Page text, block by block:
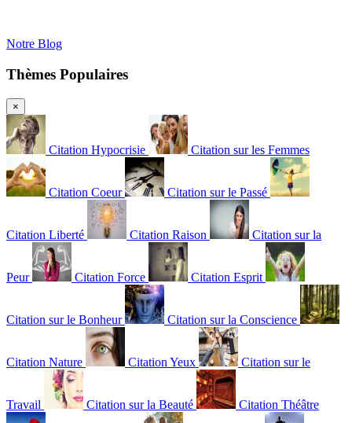
Notre Blog
Thèmes Populaires
×
Citation Hypocrisie Citation sur les Femmes
Citation Coeur Citation sur le Passé
Citation Liberté Citation Raison Citation sur la
Peur Citation Force Citation Esprit
Citation sur le Bonheur Citation sur la Conscience
Citation Nature Citation Yeux Citation sur le
Travail Citation sur la Beauté Citation Théâtre